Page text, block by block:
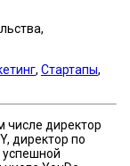
, Стартапы,
числе директор
директор по
успешной